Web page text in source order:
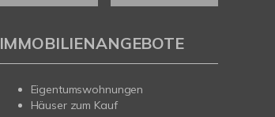
IMMOBILIENANGEBOTE
Eigentumswohnungen
Häuser zum Kauf